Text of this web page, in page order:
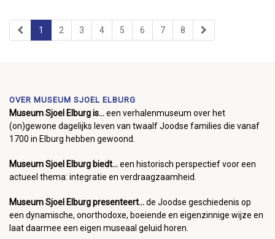
1 2 3 4 5 6 7 8
OVER MUSEUM SJOEL ELBURG
Museum Sjoel Elburg is...een verhalenmuseum over het
(on)gewone dagelijks leven van twaalf Joodse families die vanaf
1700 in Elburg hebben gewoond.
Museum Sjoel Elburg biedt...een historisch perspectief voor een
actueel thema: integratie en verdraagzaamheid.
Museum Sjoel Elburg presenteert...de Joodse geschiedenis op
een dynamische, onorthodoxe, boeiende en eigenzinnige wijze en
laat daarmee een eigen museaal geluid horen.